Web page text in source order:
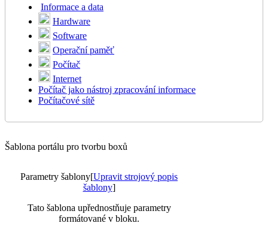
Informace a data
Hardware
Software
Operační paměť
Počítač
Internet
Počítač jako nástroj zpracování informace
Počítačové sítě
Šablona portálu pro tvorbu boxů
Parametry šablony[Upravit strojový popis
šablony]
Tato šablona upřednostňuje parametry
formátované v bloku.